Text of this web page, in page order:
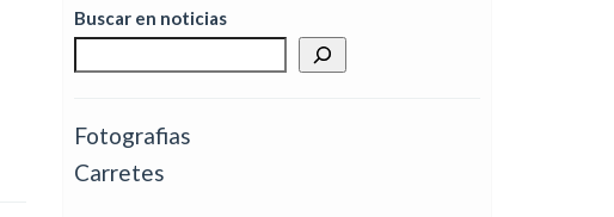
Buscar en noticias
Fotografias
Carretes